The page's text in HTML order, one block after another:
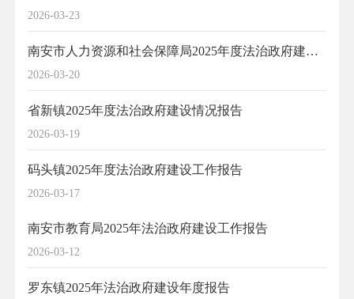
2026-03-23
2026-03-20
南安市人力资源和社会保障局2025年度法治政府建设工作报告
2026-03-19
省新镇2025年度法治政府建设情况报告
2026-03-17
码头镇2025年度法治政府建设工作报告
2026-03-12
南安市教育局2025年法治政府建设工作报告
罗东镇2025年法治政府建设年度报告